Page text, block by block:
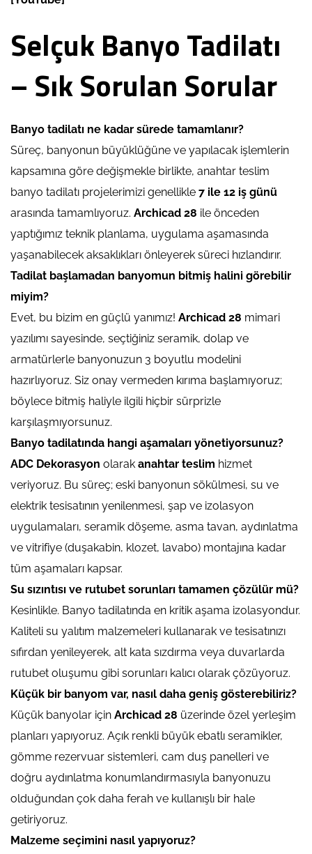
Selçuk Banyo Tadilatı
– Sık Sorulan Sorular
Banyo tadilatı ne kadar sürede tamamlanır?
Süreç, banyonun büyüklüğüne ve yapılacak işlemlerin
kapsamına göre değişmekle birlikte, anahtar teslim
banyo tadilatı projelerimizi genellikle 7 ile 12 iş günü
arasında tamamlıyoruz. Archicad 28 ile önceden
yaptığımız teknik planlama, uygulama aşamasında
yaşanabilecek aksaklıkları önleyerek süreci hızlandırır.
Tadilat başlamadan banyomun bitmiş halini görebilir
miyim?
Evet, bu bizim en güçlü yanımız! Archicad 28 mimari
yazılımı sayesinde, seçtiğiniz seramik, dolap ve
armatürlerle banyonuzun 3 boyutlu modelini
hazırlıyoruz. Siz onay vermeden kırıma başlamıyoruz;
böylece bitmiş haliyle ilgili hiçbir sürprizle
karşılaşmıyorsunuz.
Banyo tadilatında hangi aşamaları yönetiyorsunuz?
ADC Dekorasyon olarak anahtar teslim hizmet
veriyoruz. Bu süreç; eski banyonun sökülmesi, su ve
elektrik tesisatının yenilenmesi, şap ve izolasyon
uygulamaları, seramik döşeme, asma tavan, aydınlatma
ve vitrifiye (duşakabin, klozet, lavabo) montajına kadar
tüm aşamaları kapsar.
Su sızıntısı ve rutubet sorunları tamamen çözülür mü?
Kesinlikle. Banyo tadilatında en kritik aşama izolasyondur.
Kaliteli su yalıtım malzemeleri kullanarak ve tesisatınızı
sıfırdan yenileyerek, alt kata sızdırma veya duvarlarda
rutubet oluşumu gibi sorunları kalıcı olarak çözüyoruz.
Küçük bir banyom var, nasıl daha geniş gösterebiliriz?
Küçük banyolar için Archicad 28 üzerinde özel yerleşim
planları yapıyoruz. Açık renkli büyük ebatlı seramikler,
gömme rezervuar sistemleri, cam duş panelleri ve
doğru aydınlatma konumlandırmasıyla banyonuzu
olduğundan çok daha ferah ve kullanışlı bir hale
getiriyoruz.
Malzeme seçimini nasıl yapıyoruz?